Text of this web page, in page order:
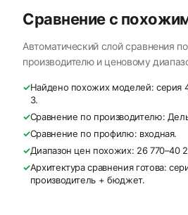
Сравнение с
Автоматический слой сравнения
производителю и ценовому
✓Найдено похожих моделей: серия
3.
✓Сравнение по производителю:
✓Сравнение по профилю: входная.
✓Диапазон цен похожих: 26 770–40
✓Архитектура сравнения готова:
производитель + бюджет.